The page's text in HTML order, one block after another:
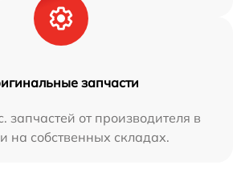
запчасти
запчастей от производителя в
на собственных складах.